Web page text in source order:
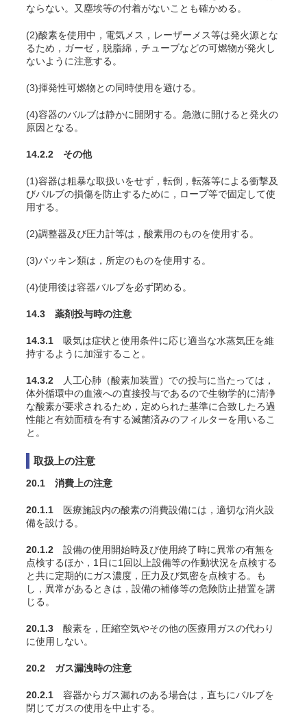
ならない。又塵埃等の付着がないことも確かめる。
(2)酸素を使用中，電気メス，レーザーメス等は発火源とな
るため，ガーゼ，脱脂綿，チューブなどの可燃物が発火し
ないように注意する 。
(3)揮発性可燃物との同時使用を避ける。
(4)容器のバルブは静かに開閉する。急激に開けると発火の
原因となる。
14.2.2 その他
(1)容器は粗暴な取扱いをせず，転倒，転落等による衝撃及
びバルブの損傷を防止するために，ロープ等で固定して使
用する。
(2)調整器及び圧力計等は，酸素用のものを使用する。
(3)パッキン類は，所定のものを使用する。
(4)使用後は容器バルブを必ず閉める。
14.3 薬剤投与時の注意
14.3.1 吸気は症状と使用条件に応じ適当な水蒸気圧を維
持するように加湿すること 。
14.3.2 人工心肺（酸素加装置）での投与に当たっては，
体外循環中の血液への直接投与であるので生物学的に清浄
な酸素が要求されるため，定められた基準に合致したろ過
性能と有効面積を有する滅菌済みのフィルターを用いるこ
と。
取扱上の注意
20.1 消費上の注意
20.1.1 医療施設内の酸素の消費設備には，適切な消火設
備を設ける。
20.1.2 設備の使用開始時及び使用終了時に異常の有無を
点検するほか，1日に1回以上設備等の作動状況を点検する
と共に定期的にガス濃度，圧力及び気密を点検する。も
し，異常があるときは，設備の補修等の危険防止措置を講
じる。
20.1.3 酸素を，圧縮空気やその他の医療用ガスの代わり
に使用しない。
20.2 ガス漏洩時の注意
20.2.1 容器からガス漏れのある場合は，直ちにバルブを
閉じてガスの使用を中止する。